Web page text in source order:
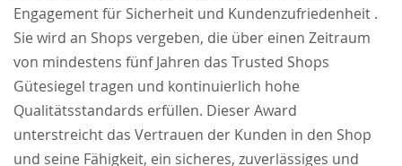
Engagement für Sicherheit und Kundenzufriedenheit .
Sie wird an Shops vergeben, die über einen Zeitraum
von mindestens fünf Jahren das Trusted Shops
Gütesiegel tragen und kontinuierlich hohe
Qualitätsstandards erfüllen. Dieser Award
unterstreicht das Vertrauen der Kunden in den Shop
und seine Fähigkeit, ein sicheres, zuverlässiges und